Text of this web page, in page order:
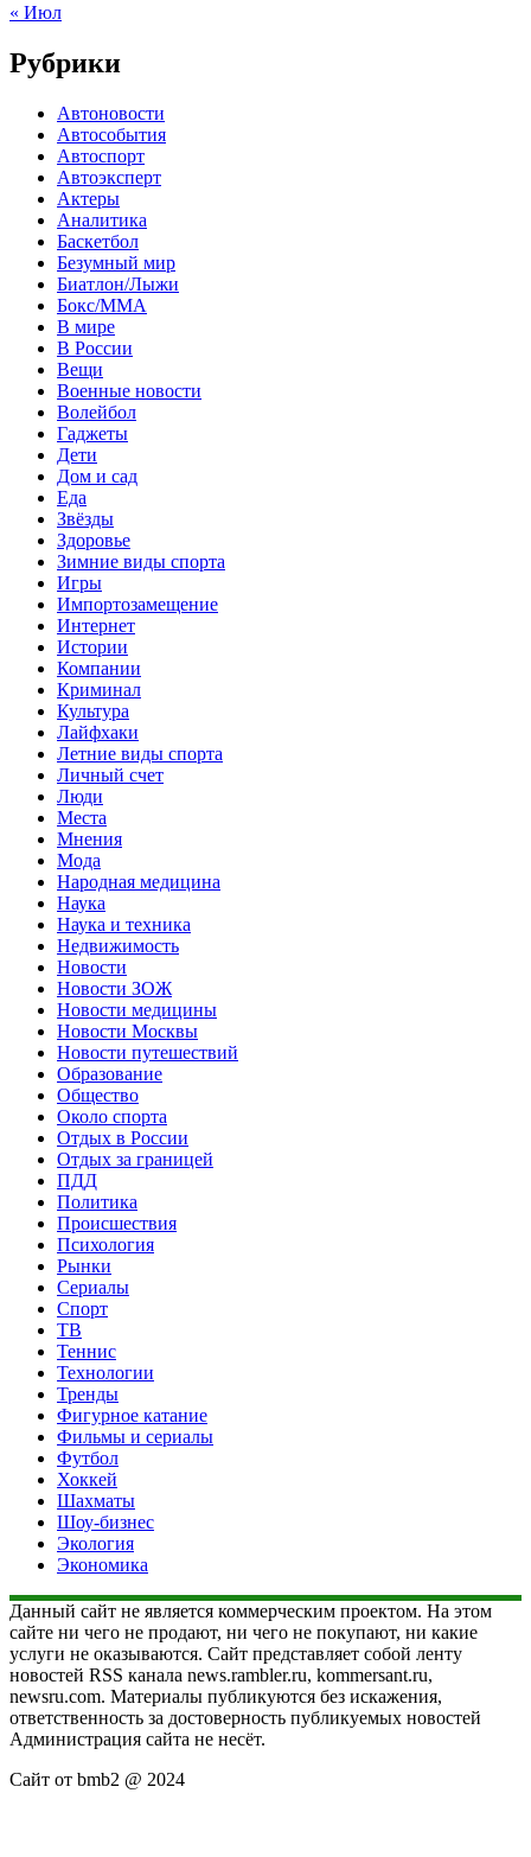
« Июл
Рубрики
Автоновости
Автособытия
Автоспорт
Автоэксперт
Актеры
Аналитика
Баскетбол
Безумный мир
Биатлон/Лыжи
Бокс/MMA
В мире
В России
Вещи
Военные новости
Волейбол
Гаджеты
Дети
Дом и сад
Еда
Звёзды
Здоровье
Зимние виды спорта
Игры
Импортозамещение
Интернет
Истории
Компании
Криминал
Культура
Лайфхаки
Летние виды спорта
Личный счет
Люди
Места
Мнения
Мода
Народная медицина
Наука
Наука и техника
Недвижимость
Новости
Новости ЗОЖ
Новости медицины
Новости Москвы
Новости путешествий
Образование
Общество
Около спорта
Отдых в России
Отдых за границей
ПДД
Политика
Происшествия
Психология
Рынки
Сериалы
Спорт
ТВ
Теннис
Технологии
Тренды
Фигурное катание
Фильмы и сериалы
Футбол
Хоккей
Шахматы
Шоу-бизнес
Экология
Экономика
Данный сайт не является коммерческим проектом. На этом
сайте ни чего не продают, ни чего не покупают, ни какие
услуги не оказываются. Сайт представляет собой ленту
новостей RSS канала news.rambler.ru, kommersant.ru,
newsru.com. Материалы публикуются без искажения,
ответственность за достоверность публикуемых новостей
Администрация сайта не несёт.
Сайт от bmb2 @ 2024